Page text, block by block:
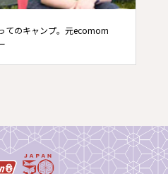
てのキャンプ。元ecomom